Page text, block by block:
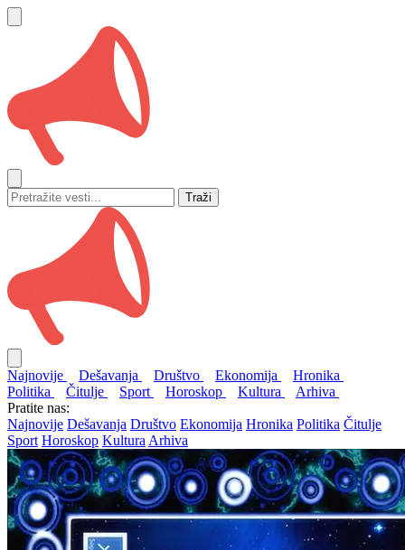
Traži
Najnovije Dešavanja Društvo Ekonomija
Hronika
Politika
Čitulje Sport Horoskop Kultura
Arhiva
Pratite nas:
Najnovije Dešavanja Društvo Ekonomija Hronika Politika Čitulje
Sport Horoskop Kultura Arhiva